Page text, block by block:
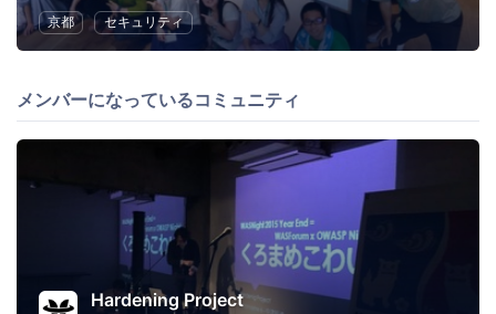
京都
セキュリティ
メンバーになっているコミュニティ
Hardening Project